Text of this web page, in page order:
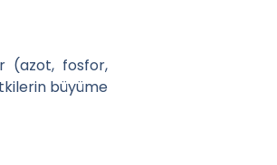
(azot, fosfor,
büyüme